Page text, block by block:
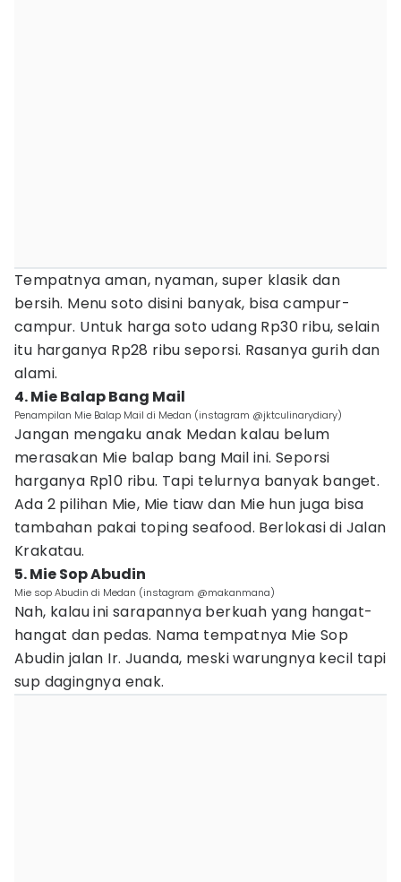
Tempatnya aman, nyaman, super klasik dan
bersih. Menu soto disini banyak, bisa campur-
campur. Untuk harga soto udang Rp30 ribu, selain
itu harganya Rp28 ribu seporsi. Rasanya gurih dan
alami.
4. Mie Balap Bang Mail
Penampilan Mie Balap Mail di Medan (instagram @jktculinarydiary)
Jangan mengaku anak Medan kalau belum
merasakan Mie balap bang Mail ini. Seporsi
harganya Rp10 ribu. Tapi telurnya banyak banget.
Ada 2 pilihan Mie, Mie tiaw dan Mie hun juga bisa
tambahan pakai toping seafood. Berlokasi di Jalan
Krakatau.
5. Mie Sop Abudin
Mie sop Abudin di Medan (instagram @makanmana)
Nah, kalau ini sarapannya berkuah yang hangat-
hangat dan pedas. Nama tempatnya Mie Sop
Abudin jalan Ir. Juanda, meski warungnya kecil tapi
sup dagingnya enak.